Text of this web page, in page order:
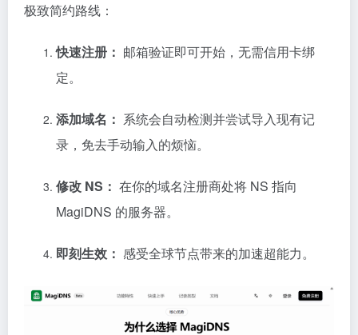
极致简约路线：
快速注册： 邮箱验证即可开始，无需信用卡绑
定。
添加域名： 系统会自动检测并尝试导入现有记
录，免去手动输入的烦恼。
修改 NS： 在你的域名注册商处将 NS 指向
MagiDNS 的服务器。
即刻生效： 感受全球节点带来的加速超能力。